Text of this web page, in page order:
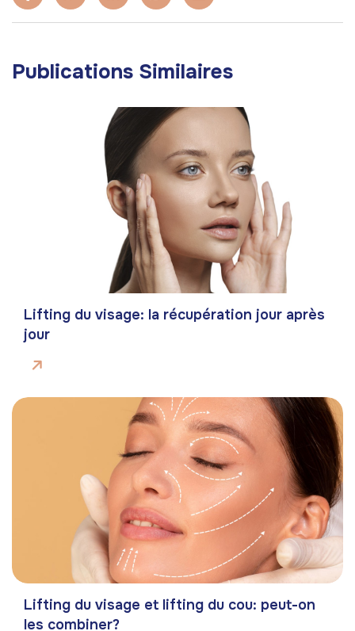
Publications Similaires
Lifting du visage: la récupération jour après
jour
Lifting du visage et lifting du cou: peut-on
les combiner?